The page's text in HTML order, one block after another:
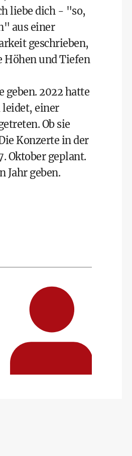
liebe dich - "so,
aus einer
geschrieben,
Höhen und Tiefen
geben. 2022 hatte
einer
Ob sie
Konzerte in der
Oktober geplant.
Jahr geben.